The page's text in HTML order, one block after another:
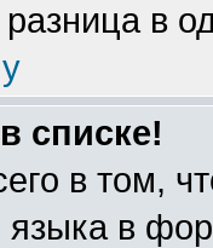
разница в
списке!
в том,
в